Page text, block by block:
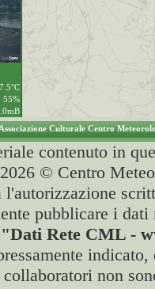
55%
Culturale Centro
contenuto in
© Centro
l'autorizzazione
pubblicare i
Rete CML -
non